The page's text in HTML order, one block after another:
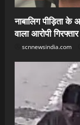
नाबालिग पीड़िता के
वाला आरोपी गिरफ्तार
scnnewsindia.com